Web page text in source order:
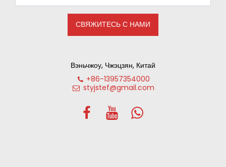
СВЯЖИТЕСЬ С НАМИ
Вэньчжоу, Чжэцзян, Китай
+86-13957354000
styjstef@gmail.com